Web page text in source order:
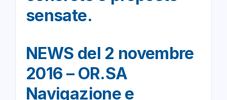
sensate.
NEWS del 2 novembre
2016 – OR.SA
Navigazione e